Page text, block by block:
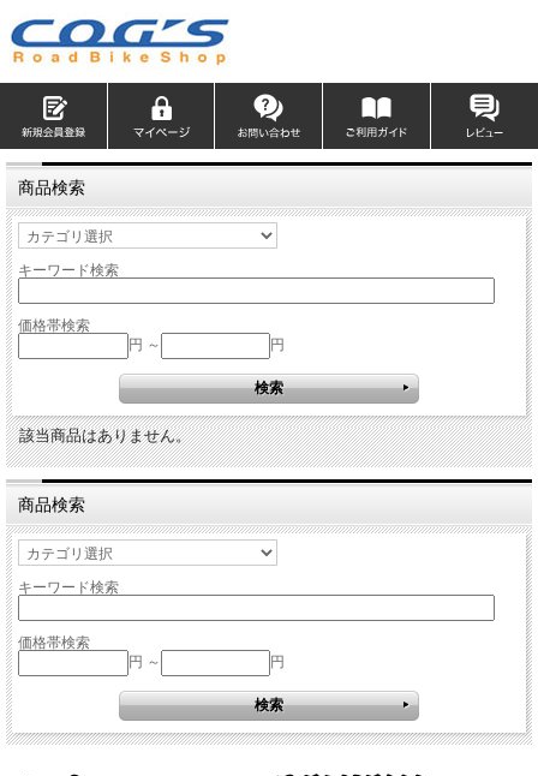
商品検索
キーワード検索
価格帯検索
円 ～
円
該当商品はありません。
商品検索
キーワード検索
価格帯検索
円 ～
円